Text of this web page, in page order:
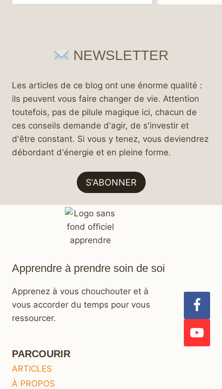
NEWSLETTER
Les articles de ce blog ont une énorme qualité :
ils peuvent vous faire changer de vie. Attention
toutefois, pas de pilule magique ici, chacun de
ces conseils demande d'agir, de s'investir et
d'être constant. Si vous y tenez, vous deviendrez
débordant d'énergie et en pleine forme.
S'ABONNER
Apprendre à prendre soin de soi
Apprenez à vous chouchouter et à
vous accorder du temps pour vous
ressourcer.
PARCOURIR
ARTICLES
À PROPOS